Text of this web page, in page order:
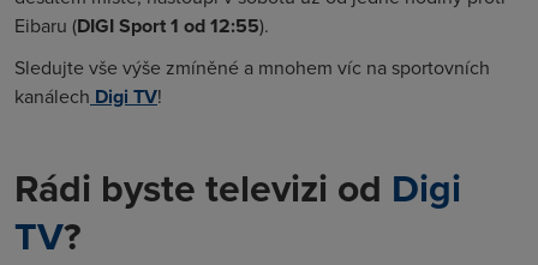
Eibaru (DIGI Sport 1 od 12:55).
Sledujte vše výše zmíněné a mnohem víc na sportovních
kanálech Digi TV!
Rádi byste televizi od Digi
TV?